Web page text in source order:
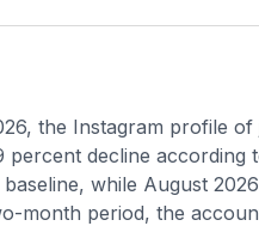
the Instagram profile
decline
while August
month period, the